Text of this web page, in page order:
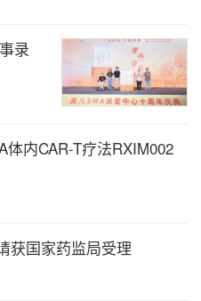
海高博肿瘤医院副院长、
院常务副院长
兼全球研发负责人
心副总裁，临床开发负
有限公司副总经理
院临床试验机构办公室
录
内CAR-T疗法RXIM002
获国家药监局受理